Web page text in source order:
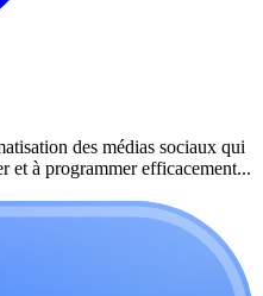
des médias sociaux qui
et à programmer efficacement...